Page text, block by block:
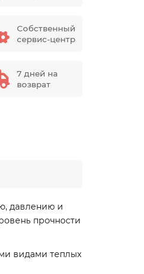
Собственный
сервис-центр
7 дней на
возврат
давлению и
прочности
видами теплых